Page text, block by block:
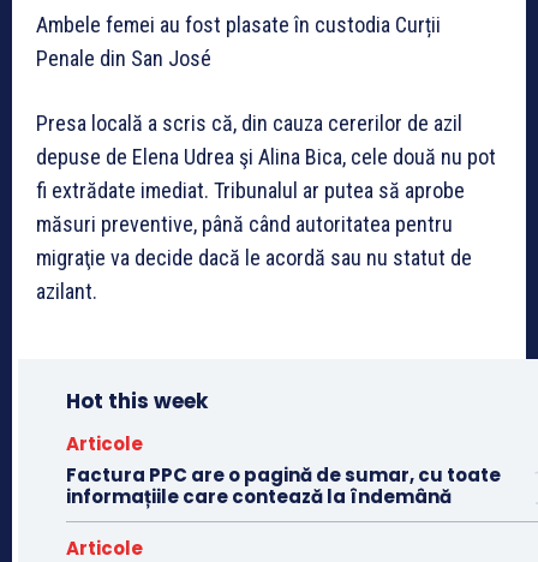
Ambele femei au fost plasate în custodia Curții
Penale din San José
Presa locală a scris că, din cauza cererilor de azil
depuse de Elena Udrea şi Alina Bica, cele două nu pot
fi extrădate imediat. Tribunalul ar putea să aprobe
măsuri preventive, până când autoritatea pentru
migraţie va decide dacă le acordă sau nu statut de
azilant.
Hot this week
Articole
Factura PPC are o pagină de sumar, cu toate
informațiile care contează la îndemână
Articole